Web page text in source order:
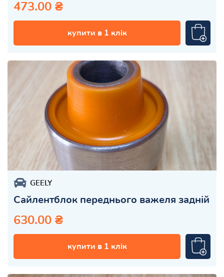
473.00 ₴
купити в 1 клік
GEELY
Сайлентблок переднього важеля задній
630.00 ₴
купити в 1 клік